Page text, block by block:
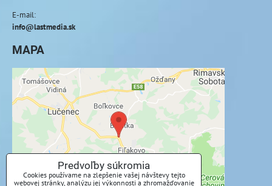
E-mail:
info@lastmedia.sk
MAPA
Externý obsah je blokovaný Voľbami
súkromia
Prajete si načítať externý obsah?
Povoliť tentokrát
Predvoľby súkromia
Cookies používame na zlepšenie vašej návštevy tejto
webovej stránky, analýzu jej výkonnosti a zhromažďovanie